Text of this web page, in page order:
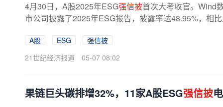
4月30日，A股2025年ESG强信披首次大考收官。Wind
市公司披露了2025年ESG报告，披露率达48.95%，相
A股 ESG
强信披
21世纪经济报道
05-07 08:02
果链巨头碳排增32%，11家A股ESG强信披